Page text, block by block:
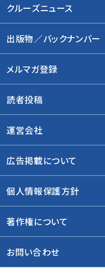
クルーズニュース
出版物／バックナンバー
メルマガ登録
読者投稿
運営会社
広告掲載について
個人情報保護方針
著作権について
お問い合わせ